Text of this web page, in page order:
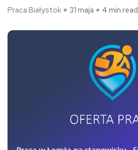
Praca Białystok
31 maja 4 min read